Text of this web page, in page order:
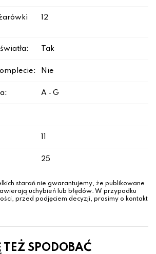
12
Tak
Nie
A - G
25
starań nie gwarantujemy, że publikowane
uchybień lub błędów. W przypadku
przed podjęciem decyzji, prosimy o kontakt
TEŻ SPODOBAĆ